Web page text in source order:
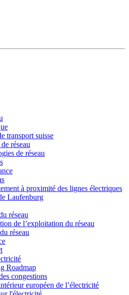
transport suisse
réseau
de réseau
à proximité des lignes électriques
Laufenburg
réseau
de l’exploitation du réseau
réseau
Roadmap
congestions
européen de l’électricité